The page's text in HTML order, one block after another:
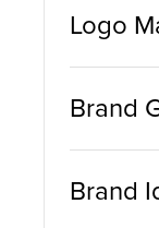
Logo
Brand
Brand